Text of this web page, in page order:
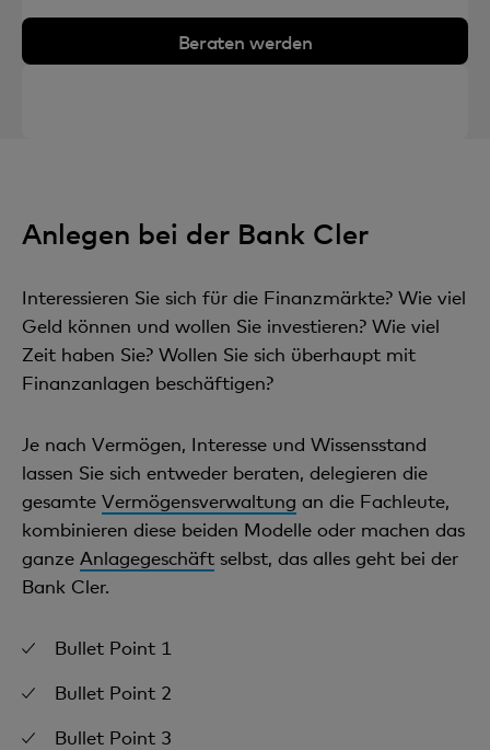
Beraten werden
Anlegen bei der Bank Cler
Interessieren Sie sich für die Finanzmärkte? Wie viel
Geld können und wollen Sie investieren? Wie viel
Zeit haben Sie? Wollen Sie sich überhaupt mit
Finanzanlagen beschäftigen?
Je nach Vermögen, Interesse und Wissensstand
lassen Sie sich entweder beraten, delegieren die
gesamte Vermögensverwaltung an die Fachleute,
kombinieren diese beiden Modelle oder machen das
ganze Anlagegeschäft selbst, das alles geht bei der
Bank Cler.
Bullet Point 1
Bullet Point 2
Bullet Point 3